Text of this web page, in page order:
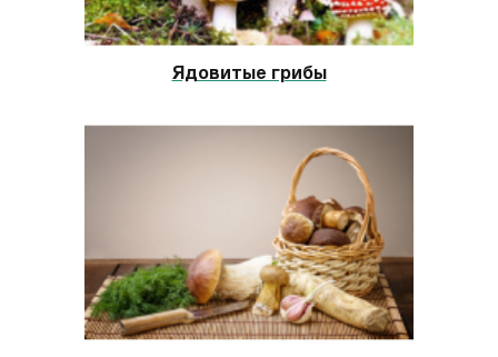
Ядовитые грибы